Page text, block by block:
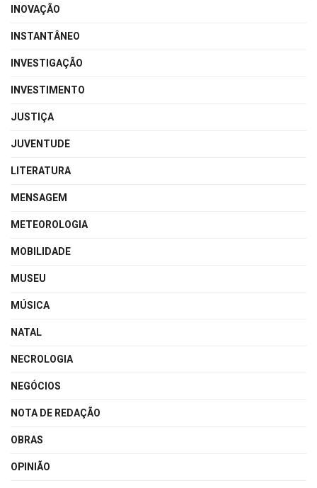
INOVAÇÃO
INSTANTÂNEO
INVESTIGAÇÃO
INVESTIMENTO
JUSTIÇA
JUVENTUDE
LITERATURA
MENSAGEM
METEOROLOGIA
MOBILIDADE
MUSEU
MÚSICA
NATAL
NECROLOGIA
NEGÓCIOS
NOTA DE REDAÇÃO
OBRAS
OPINIÃO